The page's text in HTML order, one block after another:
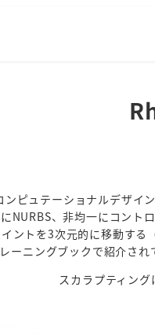
ピュテーショナルデザイ
NURBS、非均一にコント
ントを3次元的に移動す
ニングブックで紹介さ
スカラプティング